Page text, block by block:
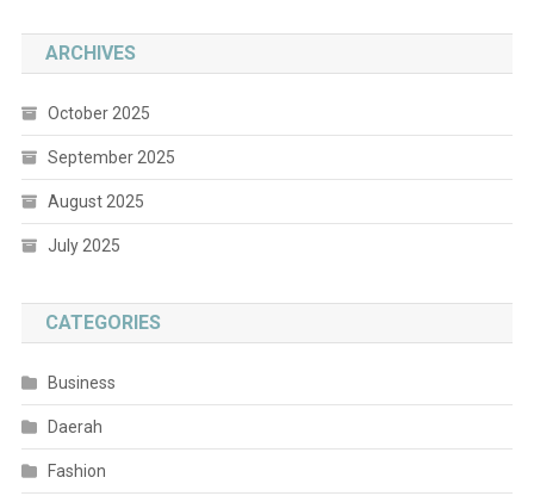
ARCHIVES
October 2025
September 2025
August 2025
July 2025
CATEGORIES
Business
Daerah
Fashion